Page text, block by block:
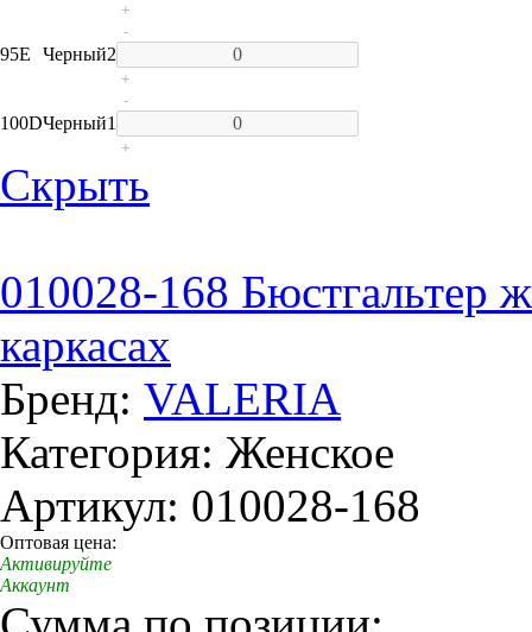
+
95E Черный2
-
+
100DЧерный1
-
+
Скрыть
010028-168 Бюстгальтер
каркасах
Бренд: VALERIA
Категория: Женское
Артикул: 010028-168
Оптовая цена:
Активируйте
Аккаунт